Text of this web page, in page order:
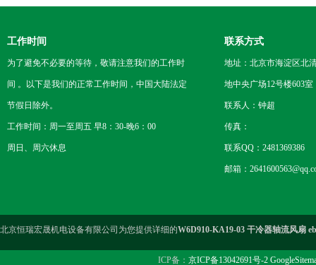
工作时间
为了避免不必要的等待，敬请注意我们的工作时
间 。以下是我们的正常工作时间，中国大陆法定
节假日除外。
工作时间：周一至周五 早8：30-晚6：00
周日、周六休息
联系方式
地址：北京市海淀区北
地中央广场12号楼603室
联系人：钟超
传真：
联系QQ：2481369386
邮箱：
北京恒瑞宏晟机电设备有限公司为您提供详细的W6D910-KA19-03 干冷器轴流风扇
ICP备： 京ICP备13042691号-2